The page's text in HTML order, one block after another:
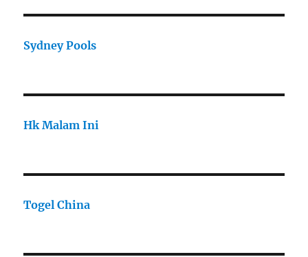
Sydney Pools
Hk Malam Ini
Togel China